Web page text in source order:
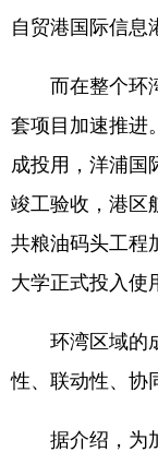
自贸港国际信
而在整个环湾
套项目加速推进
成投用，洋浦国
竣工验收，港区
共粮油码头工程
大学正式投入使
环湾区域的成
性、联动性、协
据介绍，为加